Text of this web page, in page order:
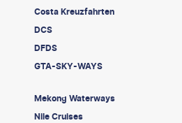
Costa Kreuzfahrten
DCS
DFDS
GTA-SKY-WAYS
Mekong Waterways
Nile Cruises